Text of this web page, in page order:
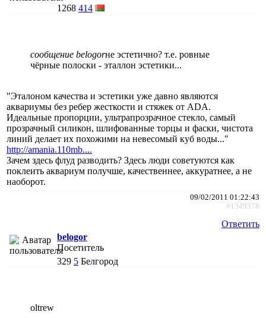
1268 414
сообщение belogorне эстетично? т.е. ровные
чёрные полоски - эталлон эстетики...
"Эталоном качества и эстетики уже давно являются
аквариумы без ребер жесткости и стяжек от ADA.
Идеальные пропорции, ультрапрозрачное стекло, самый
прозрачный силикон, шлифованные торцы и фаски, чистота
линий делает их похожими на невесомый куб воды..."
http://amania.110mb....
Зачем здесь флуд разводить? Здесь люди советуются как
поклеить аквариум получше, качественнее, аккуратнее, а не
наоборот.
09/02/2011 01:22:43
#1349378
Ответить
belogor
Посетитель
329 5 Белгород
oltrew